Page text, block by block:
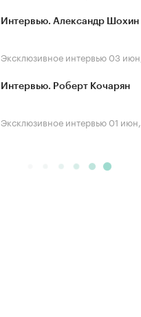
Интервью. Александр Шохин
Эксклюзивное интервью 03
Интервью. Роберт Кочарян
Эксклюзивное интервью 01